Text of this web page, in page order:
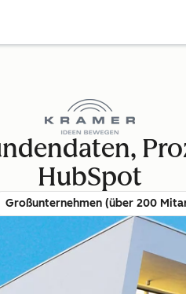
HubSpot
Großunternehmen (über 200